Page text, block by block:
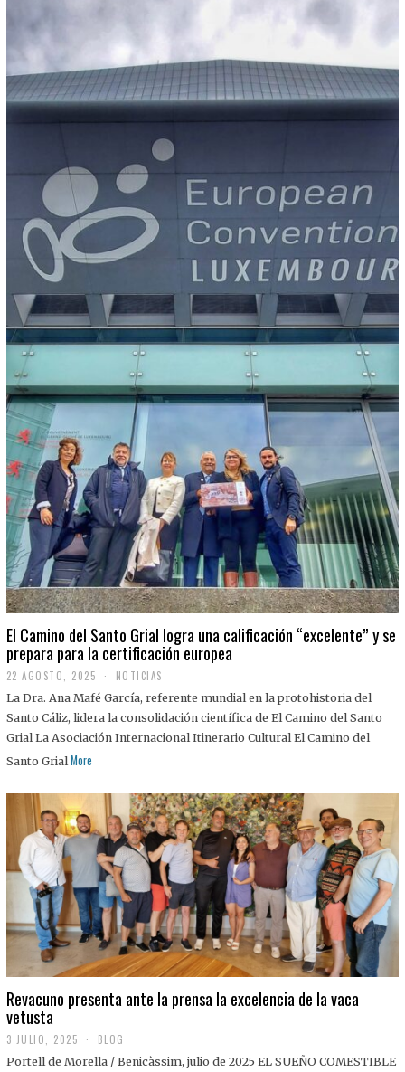
El Camino del Santo Grial logra una calificación “excelente” y se
prepara para la certificación europea
22 AGOSTO, 2025
2
A
G
O
S
2
5
NOTICIAS
La Dra. Ana Mafé García, referente mundial en la protohistoria del
Santo Cáliz, lidera la consolidación científica de El Camino del Santo
Grial La Asociación Internacional Itinerario Cultural El Camino del
Santo Grial More
Revacuno presenta ante la prensa la excelencia de la vaca
vetusta
3 JULIO, 2025
J
BLOG
Portell de Morella / Benicàssim, julio de 2025 EL SUEÑO COMESTIBLE